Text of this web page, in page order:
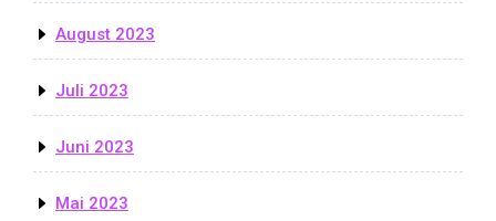
August 2023
Juli 2023
Juni 2023
Mai 2023